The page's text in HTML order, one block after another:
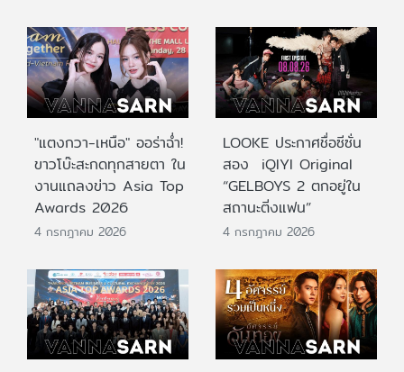
"แตงกวา-เหนือ" ออร่าฉ่ำ!
ขาวโบ๊ะสะกดทุกสายตา ใน
งานแถลงข่าว Asia Top
Awards 2026
4 กรกฎาคม 2026
LOOKE ประกาศชื่อซีซั่น
สอง iQIYI Original
“GELBOYS 2 ตกอยู่ใน
สถานะติ่งแฟน”
4 กรกฎาคม 2026